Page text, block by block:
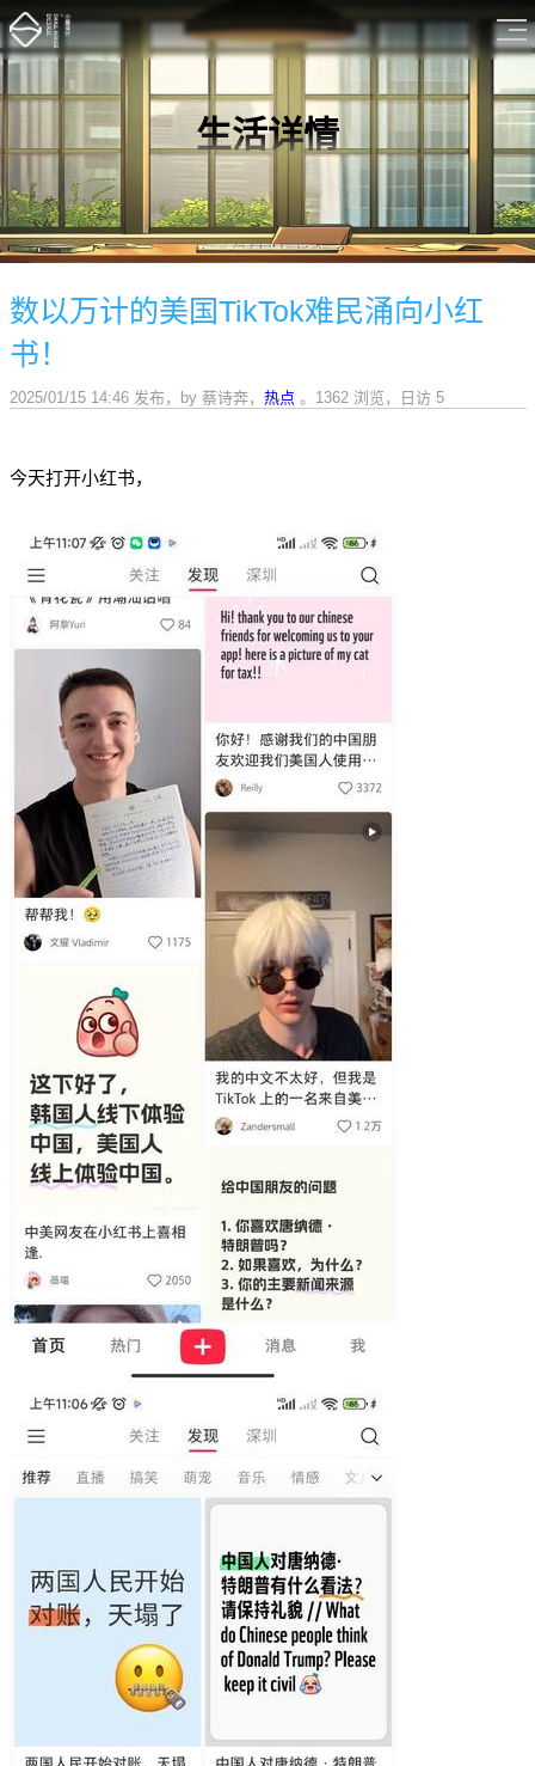
生活详情
数以万计的美国TikTok难民涌向小红
书！
2025/01/15 14:46 发布 ， by 蔡诗奔， 热点 。1362 浏览，日访 5
今天打开小红书，